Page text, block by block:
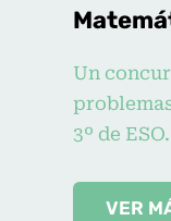
Un
3º de ESO.
VER